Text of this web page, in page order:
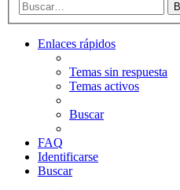
Enlaces rápidos
Temas sin respuesta
Temas activos
Buscar
FAQ
Identificarse
Buscar